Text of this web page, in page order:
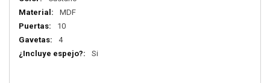
informaciónMDF
10
4
Si